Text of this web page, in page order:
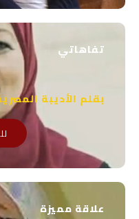
تفاهاتي
بقلم الأديبة
علاقة مميزة